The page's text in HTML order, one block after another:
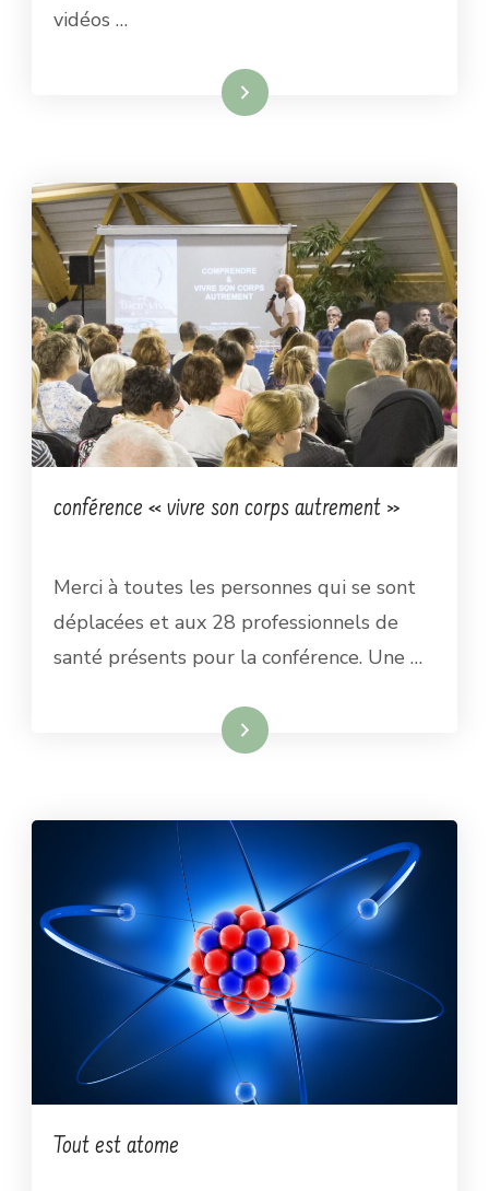
vidéos …
Lire la suite
conférence « vivre son corps autrement »
Merci à toutes les personnes qui se sont
déplacées et aux 28 professionnels de
santé présents pour la conférence. Une …
Lire la suite
Tout est atome